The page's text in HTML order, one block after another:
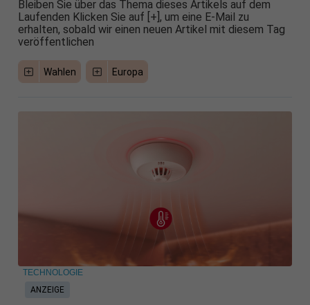
Bleiben Sie über das Thema dieses Artikels auf dem
Laufenden Klicken Sie auf [+], um eine E-Mail zu
erhalten, sobald wir einen neuen Artikel mit diesem Tag
veröffentlichen
Wahlen Europa
ANZEIGE
TECHNOLOGIE